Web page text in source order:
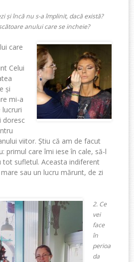
și încă nu s-a împlinit, dacă există?
anului care se incheie?
care
Celui
și
mi-a
doresc
viitor. Știu că am de facut
primul care îmi iese în cale, să-l
tot sufletul. Aceasta indiferent
sau un lucru mărunt, de zi
2. Ce
vei
face
în
perioa
da